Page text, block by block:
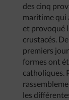
des cinq
maritime qui
et provoqué
crustacés.
premiers
formes ont
catholiques.
les